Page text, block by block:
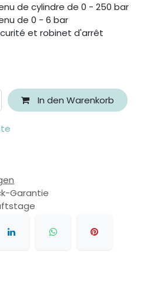
de cylindre de 0 - 250 bar
de 0 - 6 bar
et robinet d'arrêt
In den Warenkorb
Garantie